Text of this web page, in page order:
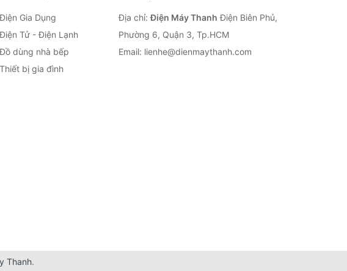
Gia Dụng
Tử - Điện Lạnh
dùng nhà bếp
Thiết bị gia đình
Địa chỉ:Điện Máy Thanh Điện Biên Phủ,
Phường 6, Quận 3, Tp.HCM
Email: lienhe@dienmaythanh.com
Thanh.